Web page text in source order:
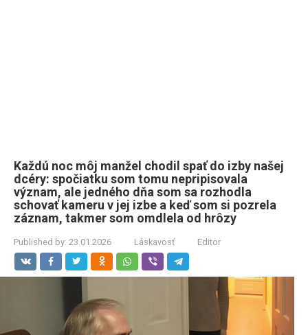
Každú noc môj manžel chodil spať do izby našej
dcéry: spočiatku som tomu nepripisovala
význam, ale jedného dňa som sa rozhodla
schovať kameru v jej izbe a keď som si pozrela
záznam, takmer som omdlela od hrôzy
Published by: 23.01.2026 Láskavosť Editor